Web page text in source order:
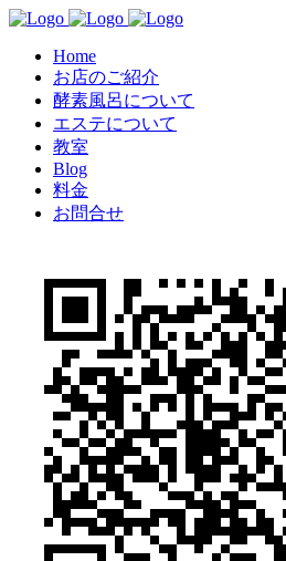
Home
お店のご紹介
酵素風呂について
エステについて
教室
Blog
料金
お問合せ